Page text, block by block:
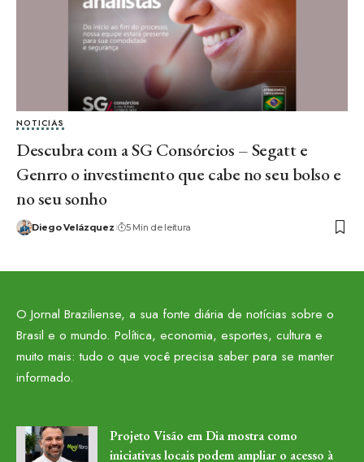
NOTICIAS
Descubra com a SG Consórcios – Segatt e
Genrro o investimento que cabe no seu bolso e
no seu sonho
Diego Velázquez 5 Min de leitura
O Jornal Braziliense, a sua fonte diária de notícias sobre o
Brasil e o mundo. Política, economia, esportes, cultura e
muito mais: tudo o que você precisa saber para se manter
informado.
Projeto Visão em Dia mostra como
iniciativas locais podem ampliar o acesso à